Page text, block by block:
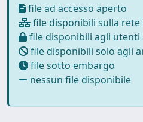
file ad accesso aperto
file disponibili sulla rete
file disponibili agli utenti
file disponibili solo agli
file sotto embargo
nessun file disponibile